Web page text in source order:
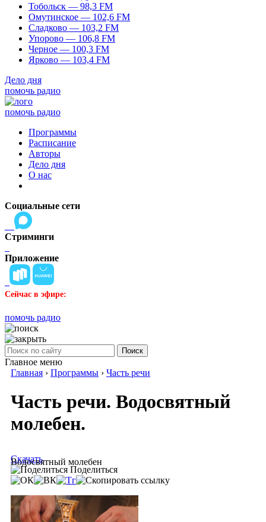
Тобольск — 98,3 FM
Омутинское — 102,6 FM
Сладково — 103,2 FM
Упорово — 106,8 FM
Черное — 100,3 FM
Ярково — 103,4 FM
Дело дня
помочь радио
помочь радио
Программы
Расписание
Авторы
Дело дня
О нас
Социальные сети
Стриминги
Приложение
Сейчас в эфире:
помочь радио
Поиск
Главное меню
Главная › Программы › Часть речи
Часть речи. Водосвятный
молебен.
Водосвятный молебен
Скачать
Поделиться